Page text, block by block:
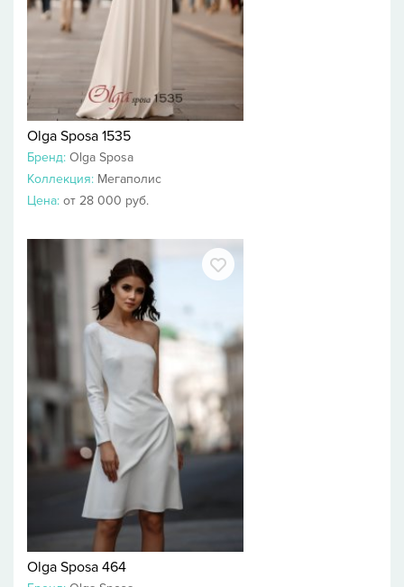
Olga Sposa 1535
Бренд: Olga Sposa
Коллекция: Мегаполис
Цена: от 28 000 руб.
Olga Sposa 464